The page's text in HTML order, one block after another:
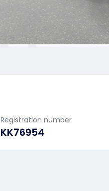
Registration number
KK76954